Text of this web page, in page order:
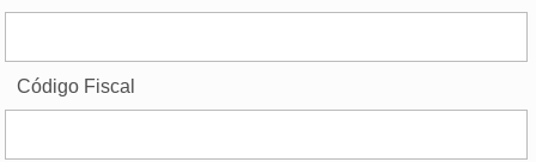
Código Fiscal